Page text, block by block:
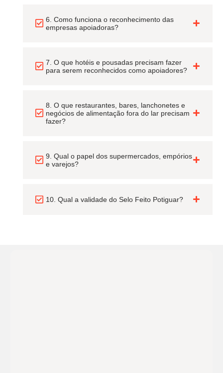
6. Como funciona o reconhecimento das
empresas apoiadoras?
7. O que hotéis e pousadas precisam fazer
para serem reconhecidos como apoiadores?
8. O que restaurantes, bares, lanchonetes e
negócios de alimentação fora do lar precisam
fazer?
9. Qual o papel dos supermercados, empórios
e varejos?
10. Qual a validade do Selo Feito Potiguar?